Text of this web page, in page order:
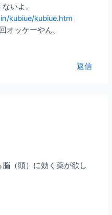
いよ。
kubiue/kubiue.htm
オッケーやん。
返信
（頭）に効く薬が欲し